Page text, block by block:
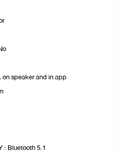
on speaker and in app
: Bluetooth 5.1